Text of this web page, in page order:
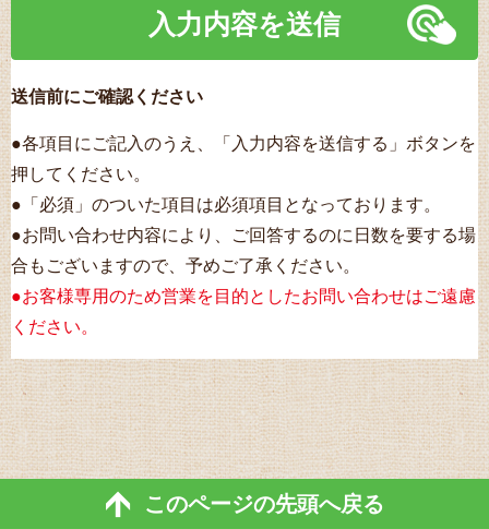
（6）保有個人データの開示等および問い合わせ窓口につい
て
ご本人からの求めにより、当社が保有する保有個人データの
利用目的の通知・開示・内容の訂正・追加または削除・利用
の停止・消去および第三者への提供の停止（「開示等」とい
います。）に応じます。開示等に応ずる窓口は、お問合せい
ただきました当該部署になります。
（7）本人が容易に認識できない方法による個人情報の取得
クッキーやウェブビーコン等を用いるなどして、本人が容易
に認識できない方法による個人情報の取得は行っておりませ
ん。
（8）個人情報の安全管理措置について
取得した個人情報については、漏洩、減失またはき損の防止
措置を講じます。お問合せへの回答後、取得した個人情報は
当社内において削除致します。
（9）個人情報保護方針
当社ホームページの個人情報保護方針をご覧下さい。
（10）ご本人の権利の尊重
当社に対する個人情報のご提供は、ご本人様の任意のご意思
によります。ただし、ご本人様が個人情報のご提供を拒否さ
送信前にご確認ください
●各項目にご記入のうえ、「入力内容を送信する」ボタンを
押してください。
●「必須」のついた項目は必須項目となっております。
●お問い合わせ内容により、ご回答するのに日数を要する場
合もございますので、予めご了承ください。
●お客様専用のため営業を目的としたお問い合わせはご遠慮
ください。
このページの先頭へ戻る